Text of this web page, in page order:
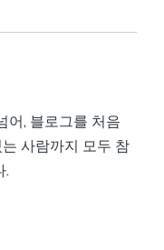
어, 블로그를 처음
사람까지 모두 참
.